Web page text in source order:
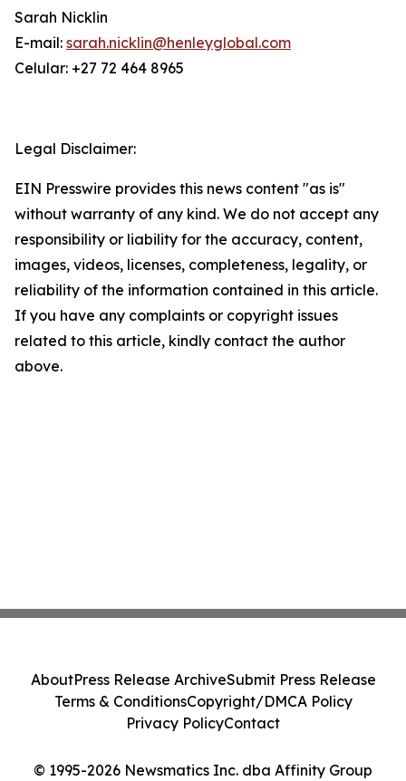
Sarah Nicklin
E-mail: sarah.nicklin@henleyglobal.com
Celular: +27 72 464 8965
Legal Disclaimer:
EIN Presswire provides this news content "as is"
without warranty of any kind. We do not accept any
responsibility or liability for the accuracy, content,
images, videos, licenses, completeness, legality, or
reliability of the information contained in this article.
If you have any complaints or copyright issues
related to this article, kindly contact the author
above.
© 1995-2026 Newsmatics Inc. dba Affinity Group
AboutPress Release ArchiveSubmit Press Release
Terms & ConditionsCopyright/DMCA Policy
Privacy PolicyContact